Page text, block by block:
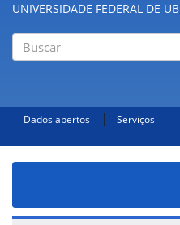
UNIVERSIDADE FEDERAL DE
Dados abertos Serviços